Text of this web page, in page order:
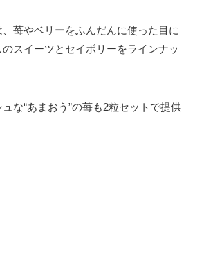
苺やベリーをふんだんに使った目に
スイーツとセイボリーをラインナッ
な“あまおう”の苺も2粒セットで提供